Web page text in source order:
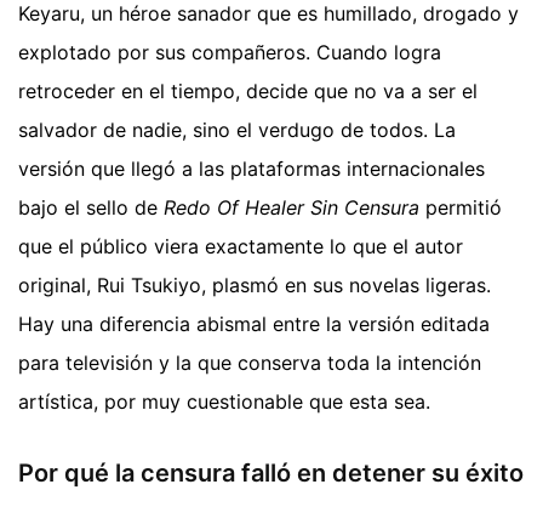
Keyaru, un héroe sanador que es humillado, drogado y
explotado por sus compañeros. Cuando logra
retroceder en el tiempo, decide que no va a ser el
salvador de nadie, sino el verdugo de todos. La
versión que llegó a las plataformas internacionales
bajo el sello de Redo Of Healer Sin Censura permitió
que el público viera exactamente lo que el autor
original, Rui Tsukiyo, plasmó en sus novelas ligeras.
Hay una diferencia abismal entre la versión editada
para televisión y la que conserva toda la intención
artística, por muy cuestionable que esta sea.
Por qué la censura falló en detener su éxito